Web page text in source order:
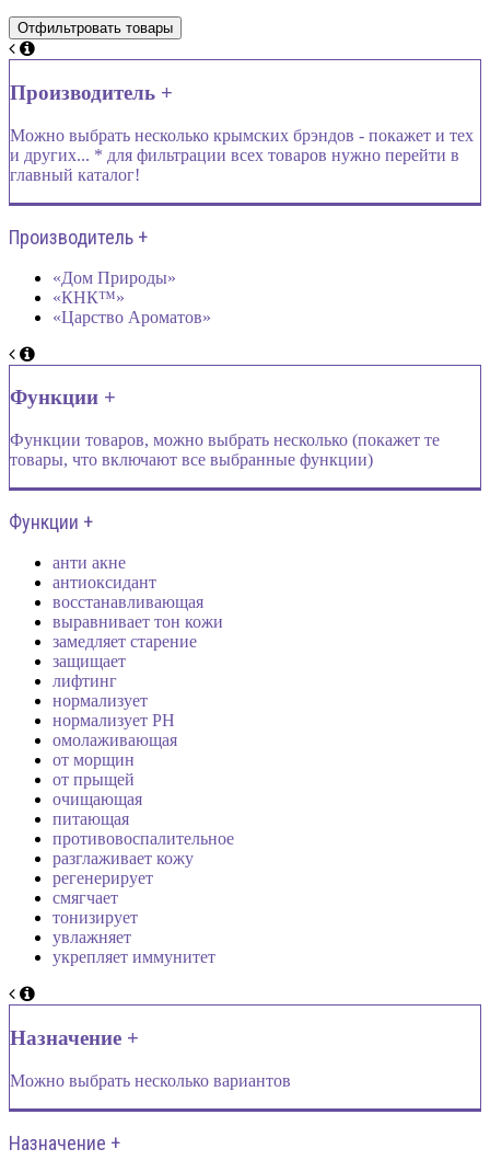
Производитель +
Можно выбрать несколько крымских брэндов - покажет и тех
и других... * для фильтрации всех товаров нужно перейти в
главный каталог!
Производитель +
«Дом Природы»
«КНК™»
«Царство Ароматов»
Функции +
Функции товаров, можно выбрать несколько (покажет те
товары, что включают все выбранные функции)
Функции +
анти акне
антиоксидант
восстанавливающая
выравнивает тон кожи
замедляет старение
защищает
лифтинг
нормализует
нормализует PH
омолаживающая
от морщин
от прыщей
очищающая
питающая
противовоспалительное
разглаживает кожу
регенерирует
смягчает
тонизирует
увлажняет
укрепляет иммунитет
Назначение +
Можно выбрать несколько вариантов
Назначение +